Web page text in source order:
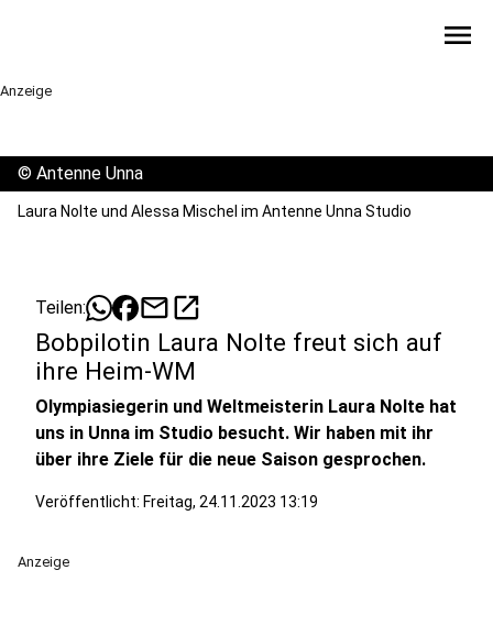
menu
Anzeige
© Antenne Unna
Laura Nolte und Alessa Mischel im Antenne Unna Studio
Teilen: mailopen_in_new
Bobpilotin Laura Nolte freut sich auf
ihre Heim-WM
Olympiasiegerin und Weltmeisterin Laura Nolte hat
uns in Unna im Studio besucht. Wir haben mit ihr
über ihre Ziele für die neue Saison gesprochen.
Veröffentlicht: Freitag, 24.11.2023 13:19
Anzeige